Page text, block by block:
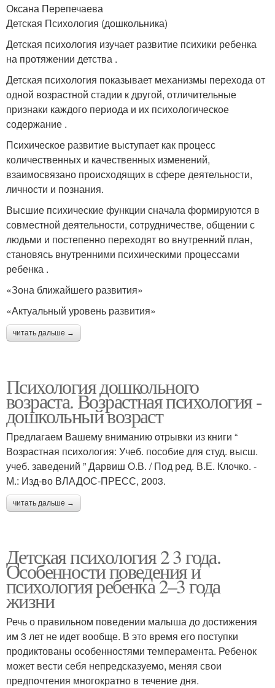
Оксана Перепечаева
Детская Психология (дошкольника)
Детская психология изучает развитие психики ребенка
на протяжении детства .
Детская психология показывает механизмы перехода от
одной возрастной стадии к другой, отличительные
признаки каждого периода и их психологическое
содержание .
Психическое развитие выступает как процесс
количественных и качественных изменений,
взаимосвязано происходящих в сфере деятельности,
личности и познания.
Высшие психические функции сначала формируются в
совместной деятельности, сотрудничестве, общении с
людьми и постепенно переходят во внутренний план,
становясь внутренними психическими процессами
ребенка .
«Зона ближайшего развития»
«Актуальный уровень развития»
читать дальше →
Психология дошкольного
возраста. Возрастная психология -
дошкольный возраст
Предлагаем Вашему вниманию отрывки из книги “
Возрастная психология: Учеб. пособие для студ. высш.
учеб. заведений ” Дарвиш О.В. / Под ред. В.Е. Клочко. -
М.: Изд-во ВЛАДОС-ПРЕСС, 2003.
читать дальше →
Детская психология 2 3 года.
Особенности поведения и
психология ребенка 2–3 года
жизни
Речь о правильном поведении малыша до достижения
им 3 лет не идет вообще. В это время его поступки
продиктованы особенностями темперамента. Ребенок
может вести себя непредсказуемо, меняя свои
предпочтения многократно в течение дня.